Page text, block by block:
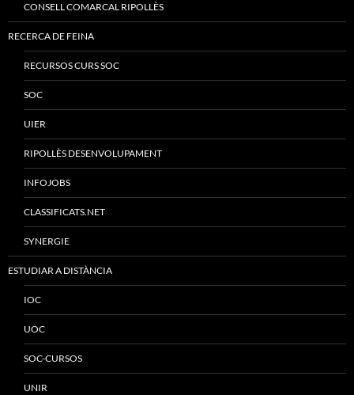
CONSELL COMARCAL RIPOLLÈS
RECERCA DE FEINA
RECURSOS CURS SOC
SOC
UIER
RIPOLLÈS DESENVOLUPAMENT
INFOJOBS
CLASSIFICATS.NET
SYNERGIE
ESTUDIAR A DISTÀNCIA
IOC
UOC
SOC-CURSOS
UNIR